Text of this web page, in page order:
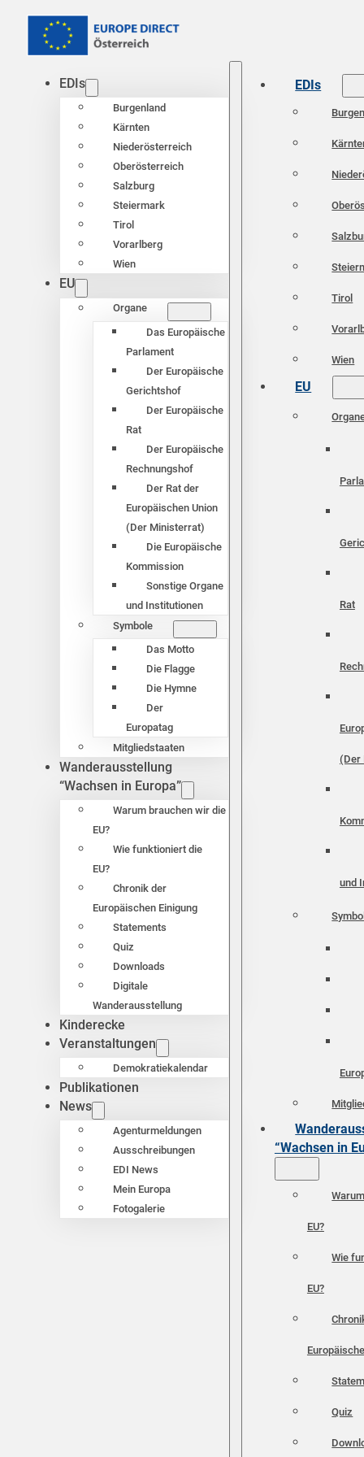
EDIs
Burgenland
Kärnten
Niederösterreich
Oberösterreich
Salzburg
Steiermark
Tirol
Vorarlberg
Wien
EU
Organe
Das Europäische
Parlament
Der Europäische
Gerichtshof
Der Europäische
Rat
Der Europäische
Rechnungshof
Der Rat der
Europäischen Union
(Der Ministerrat)
Die Europäische
Kommission
Sonstige Organe
und Institutionen
Symbole
Das Motto
Die Flagge
Die Hymne
Der
Europatag
Mitgliedstaaten
Wanderausstellung
“Wachsen in Europa”
Warum brauchen wir die
EU?
Wie funktioniert die
EU?
Chronik der
Europäischen Einigung
Statements
Quiz
Downloads
Digitale
Wanderausstellung
Kinderecke
Veranstaltungen
Demokratiekalendar
Publikationen
News
Agenturmeldungen
Ausschreibungen
EDI News
Mein Europa
Fotogalerie
EDIs
Tirol
Wien
EU
Rat
(Der
und
“Wachsen in
EU?
Wie
EU?
Quiz